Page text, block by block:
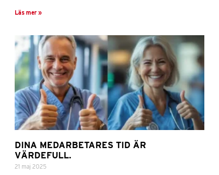
Läs mer »
DINA MEDARBETARES TID ÄR
VÄRDEFULL.
21 maj 2025